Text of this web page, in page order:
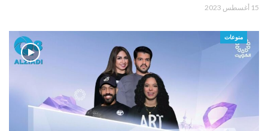
15 أغسطس 2023
منوعات